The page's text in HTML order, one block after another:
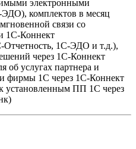
электронными
комплектов в месяц
связи со
1С-Коннект
Отчетность, 1С-ЭДО и т.д.),
через 1С-Коннект
об услугах партнера и
фирмы 1С через 1С-Коннект
установленным ПП 1С через